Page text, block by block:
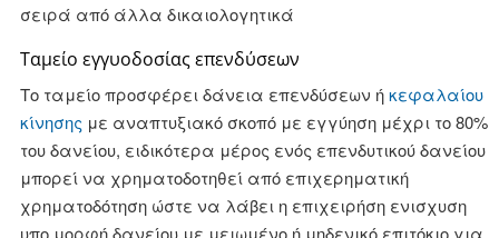
σειρά από άλλα δικαιολογητικά
Tαμείο εγγυοδοσίας επενδύσεων
Το ταμείο προσφέρει δάνεια επενδύσεων ήκεφαλαίου
κίνησης με αναπτυξιακό σκoπό με εγγύηση μέχρι το 80%
του δανείου, ειδικότερα μέρος ενός επενδυτικού δανείου
μπορεί να χρηματοδοτηθεί από επιχερηματική
χρηματοδότηση ώστε να λάβει η επιχειρήση ενισχυση
υπο μορφή δανείου με μειωμένο ή μηδενικό επιτόκιο για